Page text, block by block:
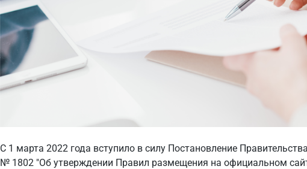
С 1 марта 2022 года вступило в силу Постановление
№ 1802 "Об утверждении Правил размещения на официальном